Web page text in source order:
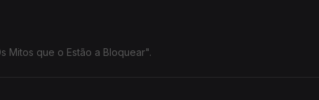
Mitos que o Estão a Bloquear".